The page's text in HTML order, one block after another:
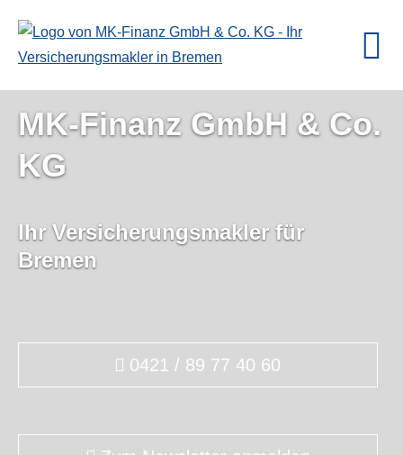
MK-Finanz GmbH & Co.
KG
Ihr Ver­sicherungs­makler für
Bremen
0421 / 89 77 40 60